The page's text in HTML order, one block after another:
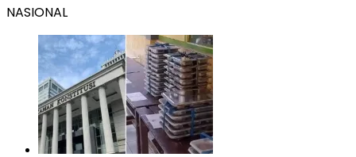
NASIONAL